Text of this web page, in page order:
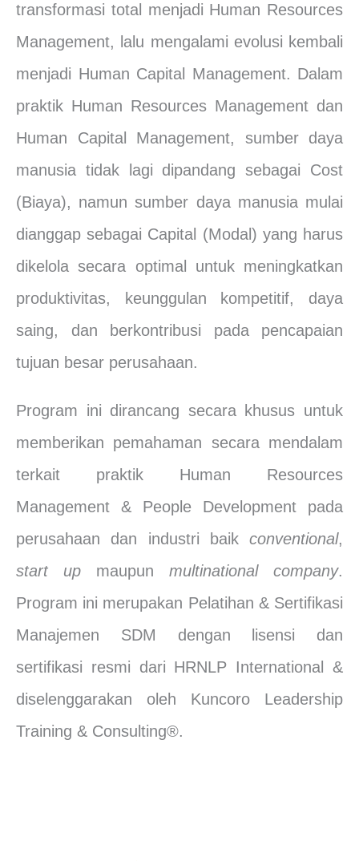
transformasi total menjadi Human Resources
Management, lalu mengalami evolusi kembali
menjadi Human Capital Management. Dalam
praktik Human Resources Management dan
Human Capital Management, sumber daya
manusia tidak lagi dipandang sebagai Cost
(Biaya), namun sumber daya manusia mulai
dianggap sebagai Capital (Modal) yang harus
dikelola secara optimal untuk meningkatkan
produktivitas, keunggulan kompetitif, daya
saing, dan berkontribusi pada pencapaian
tujuan besar perusahaan.
Program ini dirancang secara khusus untuk
memberikan pemahaman secara mendalam
terkait praktik Human Resources
Management & People Development pada
perusahaan dan industri baik conventional,
start up maupun multinational company.
Program ini merupakan Pelatihan & Sertifikasi
Manajemen SDM dengan lisensi dan
sertifikasi resmi dari HRNLP International &
diselenggarakan oleh Kuncoro Leadership
Training & Consulting®.